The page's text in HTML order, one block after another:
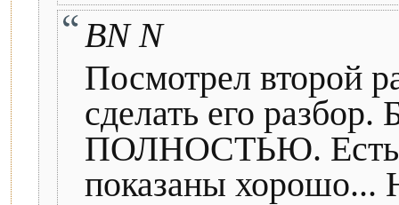
BN N
Посмотрел второй
сделать его разбор.
ПОЛНОСТЬЮ. Есть
показаны хорошо...